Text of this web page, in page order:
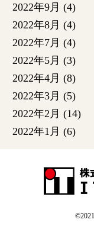
2022年9月 (4)
2022年8月 (4)
2022年7月 (4)
2022年5月 (3)
2022年4月 (8)
2022年3月 (5)
2022年2月 (14)
2022年1月 (6)
©2021